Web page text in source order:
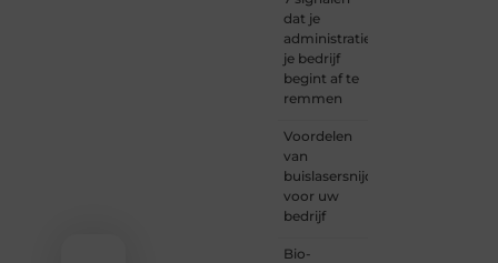
dat je
administratie
je bedrijf
begint af te
remmen
Voordelen
van
buislasersnijden
voor uw
bedrijf
Bio-